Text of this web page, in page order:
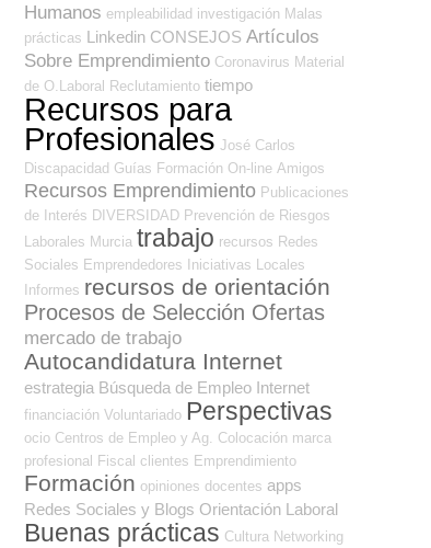
Humanos empleabilidad investigación Malas
prácticas Linkedin CONSEJOS Artículos
Sobre Emprendimiento Coronavirus Material
de O.Laboral
Reclutamiento tiempo
Recursos para
Profesionales José Carlos
Discapacidad Guías Formación On-line Amigos
Recursos Emprendimiento Publicaciones
de Interés DIVERSIDAD Prevención de Riesgos
Laborales Murcia trabajo recursos Redes
Sociales Emprendedores
Iniciativas Locales
Informes recursos de orientación
Procesos de Selección Ofertas
mercado de trabajo
Autocandidatura Internet
estrategia Búsqueda de Empleo Internet
financiación Voluntariado Perspectivas
ocio Centros de Empleo y Ag. Colocación marca
profesional
Fiscal clientes Emprendimiento
Formación opiniones docentes apps
Redes Sociales y Blogs Orientación Laboral
Buenas prácticas Cultura Networking